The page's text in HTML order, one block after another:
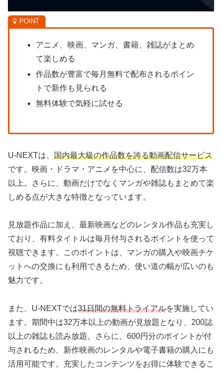
アニメ、映画、マンガ、書籍、雑誌がまとめ
て楽しめる
作品数が豊富で毎月無料で配布されるポイン
トで新作も見られる
無料体験で気軽に試せる
U-NEXTは、 国内最大級の作品数を誇る動画配信サービス
です。映画・ドラマ・アニメを中心に、配信数は32万本
以上。さらに、動画だけでなくマンガや雑誌もまとめて楽
しめる点が大きな特徴となっています。
見放題作品に加え、最新映画などのレンタル作品も充実し
ており、有料タイトルは毎月付与されるポイントを使って
視聴できます。このポイントは、マンガの購入や映画チケ
ットへの交換にも利用できるため、使い道の幅が広いのも
魅力です。
また、U-NEXTでは31日間の無料トライアルを実施してい
ます。期間中は32万本以上の動画が見放題となり、200誌
以上の雑誌も読み放題。さらに、600円分のポイントが付
与されるため、新作映画のレンタルや電子書籍の購入にも
活用可能です。充実したコンテンツをお得に体験できるこ